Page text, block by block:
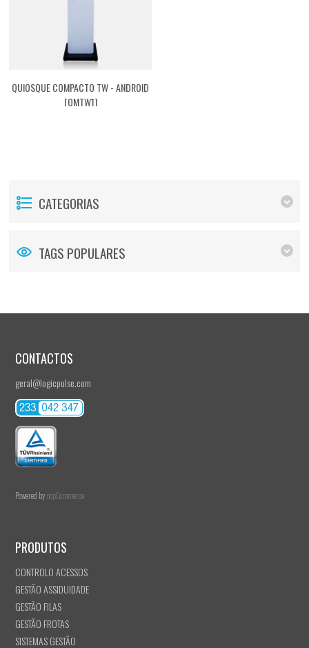
QUIOSQUE COMPACTO TW - ANDROID
[QMTW1]
CATEGORIAS
TAGS POPULARES
CONTACTOS
geral@logicpulse.com
Powered bynopCommerce
PRODUTOS
CONTROLO ACESSOS
GESTÃO ASSIDUIDADE
GESTÃO FILAS
GESTÃO FROTAS
SISTEMAS GESTÃO